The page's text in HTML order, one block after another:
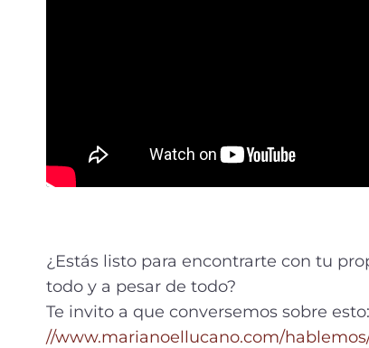
¿Estás listo para encontrarte con tu
todo y a pesar de todo?
Te invito a que conversemos sobre esto:
//www.marianoellucano.com/